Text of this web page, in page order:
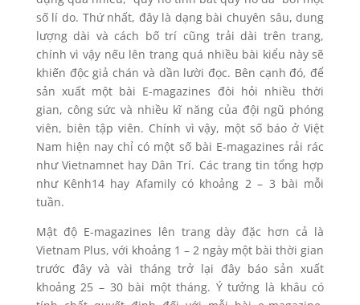
số lí do. Thứ nhất, đây là dạng bài chuyên sâu, dung
lượng dài và cách bố trí cũng trải dài trên trang,
chính vì vậy nếu lên trang quá nhiều bài kiểu này sẽ
khiến độc giả chán và dần lười đọc. Bên cạnh đó, để
sản xuất một bài E-magazines đòi hỏi nhiều thời
gian, công sức và nhiều kĩ năng của đội ngũ phóng
viên, biên tập viên. Chính vì vậy, một số báo ở Việt
Nam hiện nay chỉ có một số bài E-magazines rải rác
như Vietnamnet hay Dân Trí. Các trang tin tổng hợp
như Kênh14 hay Afamily có khoảng 2 – 3 bài mỗi
tuần.
Mật độ E-magazines lên trang dày đặc hơn cả là
Vietnam Plus, với khoảng 1 – 2 ngày một bài thời gian
trước đây và vài tháng trở lại đây báo sản xuất
khoảng 25 – 30 bài một tháng. Ý tưởng là khâu có